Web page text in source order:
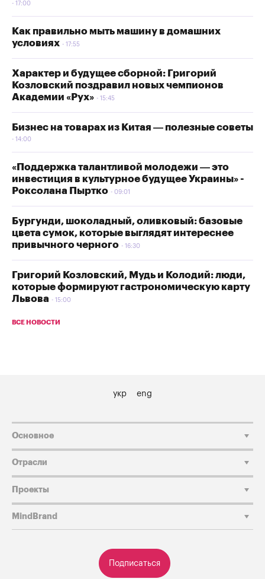
17:00
Как правильно мыть машину в домашних
условиях
17:55
Характер и будущее сборной: Григорий
Козловский поздравил новых чемпионов
Академии «Рух»
15:45
Бизнес на товарах из Китая — полезные советы
14:00
«Поддержка талантливой молодежи — это
инвестиция в культурное будущее Украины» -
Роксолана Пыртко
09:01
Бургунди, шоколадный, оливковый: базовые
цвета сумок, которые выглядят интереснее
привычного черного
16:30
Григорий Козловский, Мудь и Колодий: люди,
которые формируют гастрономическую карту
Львова
15:00
ВСЕ НОВОСТИ
укр eng
Подписаться
Основное
Отрасли
Проекты
MindBrand